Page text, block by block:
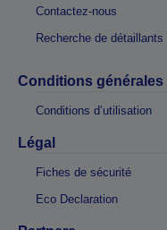
Contactez-nous
Recherche de détaillants
Conditions générales
Conditions d’utilisation
Légal
Fiches de sécurité
Eco Declaration